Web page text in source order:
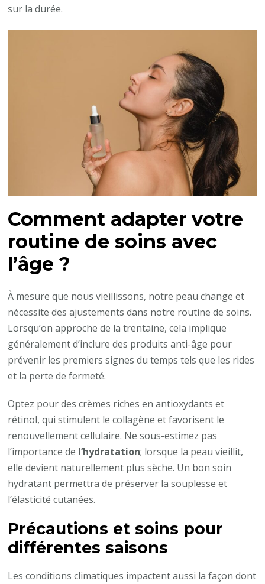
sur la durée.
Comment adapter votre
routine de soins avec
l’âge ?
À mesure que nous vieillissons, notre peau change et
nécessite des ajustements dans notre routine de soins.
Lorsqu’on approche de la trentaine, cela implique
généralement d’inclure des produits anti-âge pour
prévenir les premiers signes du temps tels que les rides
et la perte de fermeté.
Optez pour des crèmes riches en antioxydants et
rétinol, qui stimulent le collagène et favorisent le
renouvellement cellulaire. Ne sous-estimez pas
l’importance de l’hydratation; lorsque la peau vieillit,
elle devient naturellement plus sèche. Un bon soin
hydratant permettra de préserver la souplesse et
l’élasticité cutanées.
Précautions et soins pour
différentes saisons
Les conditions climatiques impactent aussi la façon dont